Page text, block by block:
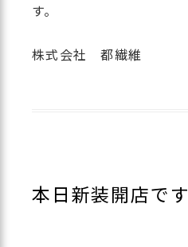
す。
株式会社 都繊維
本日新装開店です